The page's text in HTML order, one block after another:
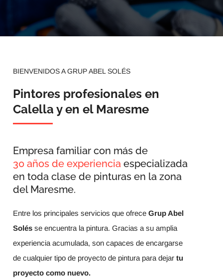
BIENVENIDOS A GRUP ABEL SOLÉS
Pintores profesionales en
Calella y en el Maresme
Empresa familiar con más de
30 años de experiencia especializada
en toda clase de pinturas en la zona
del Maresme.
Entre los principales servicios que ofreceGrup Abel
Solés se encuentra la pintura. Gracias a su amplia
experiencia acumulada, son capaces de encargarse
de cualquier tipo de proyecto de pintura para dejartu
proyecto como nuevo.